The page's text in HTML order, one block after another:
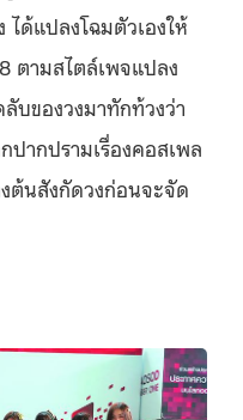
ด้แปลงโฉมตัวเองให้
ตามสไตล์เพจแปลง
ของวงมาทักท้วงว่า
ปากปรามเรื่องคอสเพล
ต้นสังกัดวงก่อนจะจัด